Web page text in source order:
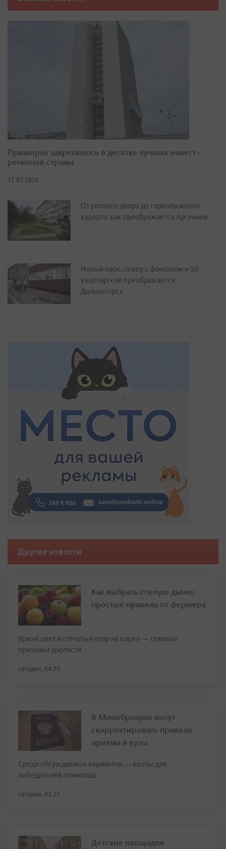
Приморье закрепилось в десятке лучших инвест-
регионов страны
17.07.2026
От уютного двора до горнолыжного
курорта: как преображается Арсеньев
Новый парк, сквер с фонтаном и 50
квартир: как преображается
Дальнегорск
Другие новости
Как выбрать спелую дыню:
простые правила от фермера
Яркий цвет и сетчатый узор на корке — главные
признаки зрелости
сегодня, 04:29
В Минобрнауки могут
скорректировать правила
приема в вузы
Среди обсуждаемых вариантов — квоты для
победителей олимпиад
сегодня, 03:22
Детские площадки